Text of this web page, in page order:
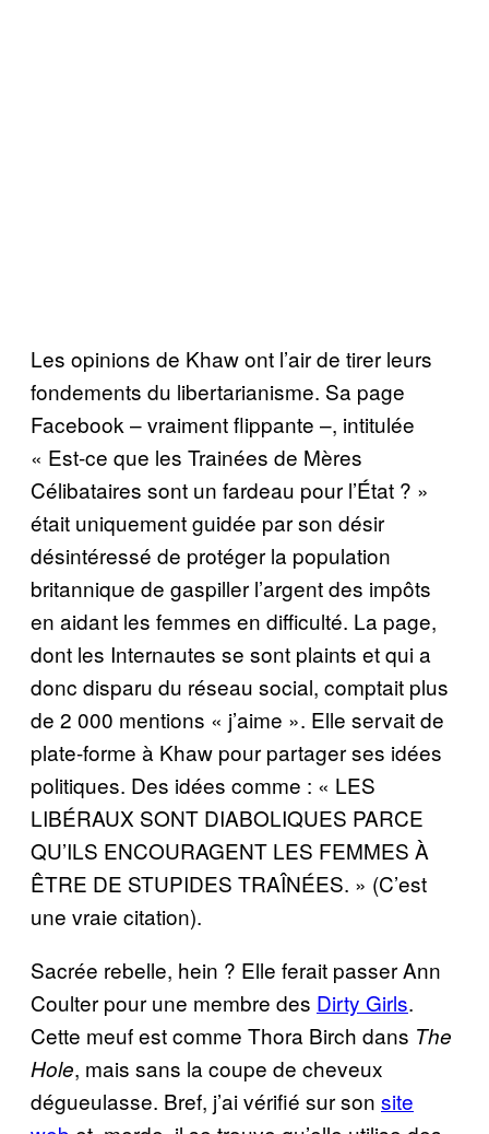
Les opinions de Khaw ont l’air de tirer leurs
fondements du libertarianisme. Sa page
Facebook – vraiment flippante –, intitulée
« Est-ce que les Trainées de Mères
Célibataires sont un fardeau pour l’État ? »
était uniquement guidée par son désir
désintéressé de protéger la population
britannique de gaspiller l’argent des impôts
en aidant les femmes en difficulté. La page,
dont les Internautes se sont plaints et qui a
donc disparu du réseau social, comptait plus
de 2 000 mentions « j’aime ». Elle servait de
plate-forme à Khaw pour partager ses idées
politiques. Des idées comme : « LES
LIBÉRAUX SONT DIABOLIQUES PARCE
QU’ILS ENCOURAGENT LES FEMMES À
ÊTRE DE STUPIDES TRAÎNÉES. » (C’est
une vraie citation).
Sacrée rebelle, hein ? Elle ferait passer Ann
Coulter pour une membre des Dirty Girls.
Cette meuf est comme Thora Birch dans The
Hole, mais sans la coupe de cheveux
dégueulasse. Bref, j’ai vérifié sur son site